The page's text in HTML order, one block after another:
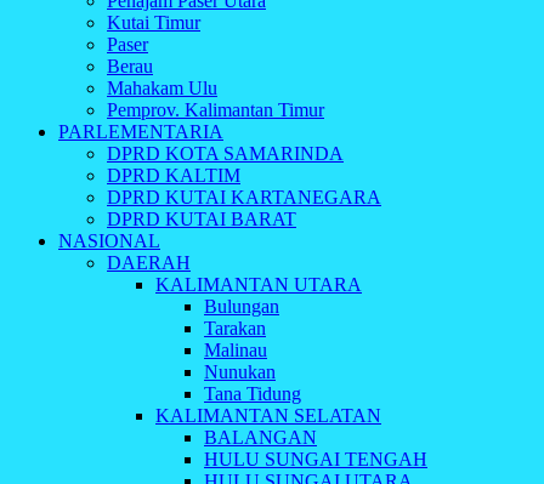
Kutai Timur
Paser
Berau
Mahakam Ulu
Pemprov. Kalimantan Timur
PARLEMENTARIA
DPRD KOTA SAMARINDA
DPRD KALTIM
DPRD KUTAI KARTANEGARA
DPRD KUTAI BARAT
NASIONAL
DAERAH
KALIMANTAN UTARA
Bulungan
Tarakan
Malinau
Nunukan
Tana Tidung
KALIMANTAN SELATAN
BALANGAN
HULU SUNGAI TENGAH